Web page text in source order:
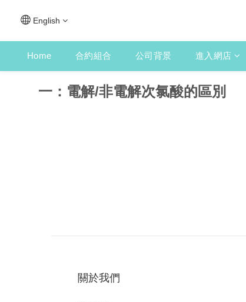
English
Home 合約組合 公司背景 進入網店
一：電解/非電解次氯酸的區別
關於我們